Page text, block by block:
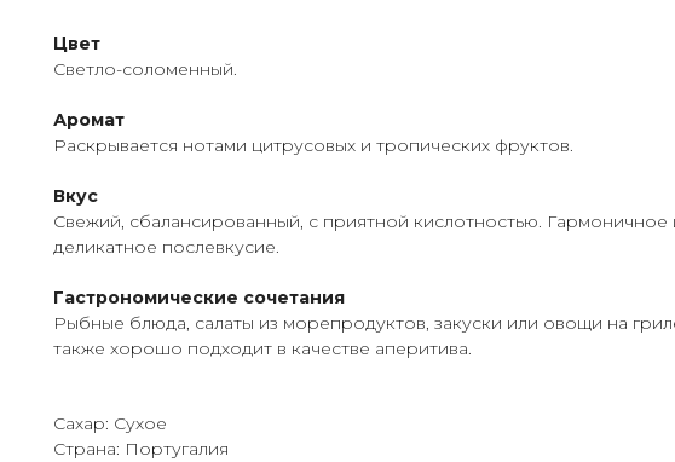
Цвет
Светло-соломенный.
Аромат
Раскрывается нотами цитрусовых и тропических фруктов.
Вкус
Свежий, сбалансированный, с приятной кислотностью. Гармоничное
деликатное послевкусие.
Гастрономические сочетания
Рыбные блюда, салаты из морепродуктов, закуски или овощи на
также хорошо подходит в качестве аперитива.
Сахар: Сухое
Страна: Португалия